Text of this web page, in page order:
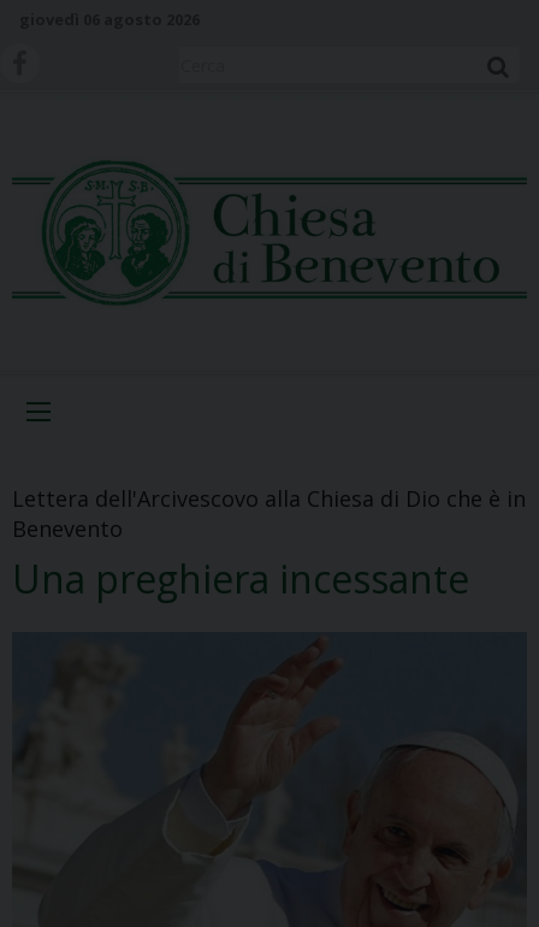
Lettera dell'Arcivescovo alla Chiesa di Dio che è in
Benevento
Una preghiera incessante